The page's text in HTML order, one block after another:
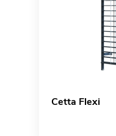
Cetta Flexi